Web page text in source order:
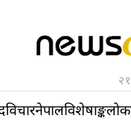
विचारनेपालविशेषाङ्क